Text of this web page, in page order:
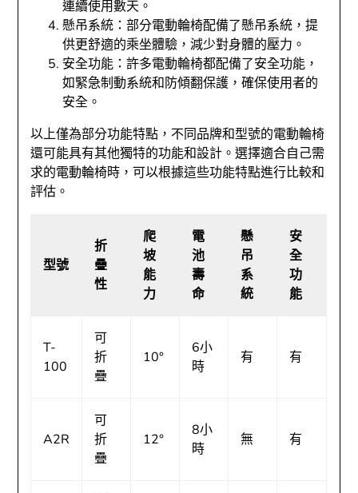
連續使用數天。
懸吊系統：部分電動輪椅配備了懸吊系統，提
供更舒適的乘坐體驗，減少對身體的壓力。
安全功能：許多電動輪椅都配備了安全功能，
如緊急制動系統和防傾翻保護，確保使用者的
安全。
以上僅為部分功能特點，不同品牌和型號的電動輪椅
還可能具有其他獨特的功能和設計。選擇適合自己需
求的電動輪椅時，可以根據這些功能特點進行比較和
評估。
型號
折
疊
性
爬
坡
能
力
電
池
壽
命
懸
吊
系
統
安
全
功
能
T-
100
可
折
疊
10°
6小
時
有 有
A2R
可
折
疊
12°
8小
時
無 有